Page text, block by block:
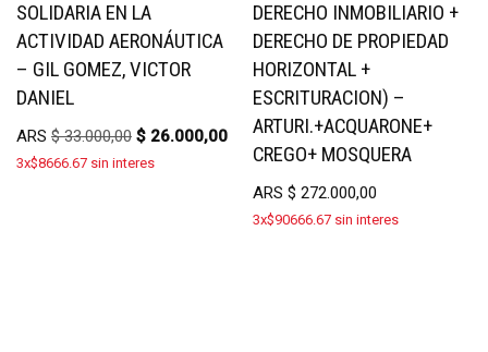
SOLIDARIA EN LA
ACTIVIDAD AERONÁUTICA
– GIL GOMEZ, VICTOR
DANIEL
ARS $33.000,00 $ 26.000,00
3x$8666.67 sin interes
DERECHO INMOBILIARIO +
DERECHO DE PROPIEDAD
HORIZONTAL +
ESCRITURACION) –
ARTURI.+ACQUARONE+
CREGO+ MOSQUERA
ARS$ 272.000,00
3x$90666.67 sin interes